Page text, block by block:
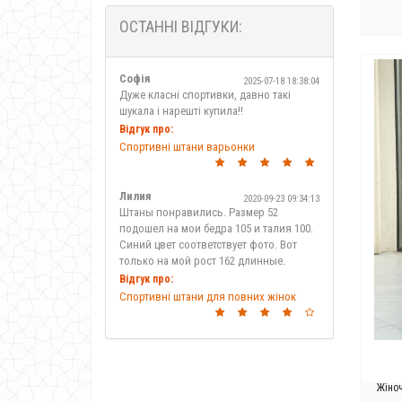
ОСТАННІ ВІДГУКИ:
Софія 2025-07-18 18:38:04
Дуже класні спортивки, давно такі
шукала і нарешті купила!!
Відгук про:
Спортивні штани варьонки
Лилия 2020-09-23 09:34:13
Штаны понравились. Размер 52
подошел на мои бедра 105 и талия 100.
Синий цвет соответствует фото. Вот
только на мой рост 162 длинные.
Відгук про:
Спортивні штани для повних жінок